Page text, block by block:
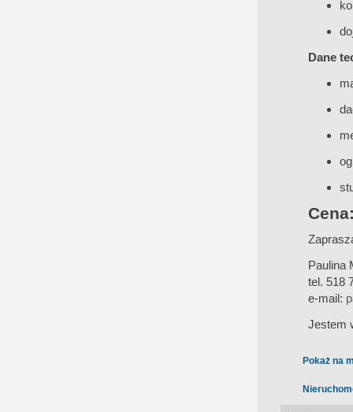
Dane
Paulina
tel. 518
e-mail:
Jestem
Pokaż na